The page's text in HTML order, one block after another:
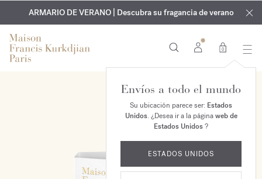
EXCLUSIVO | Descubra la nueva fragancia OUD
velvet mood
en su pedido*
GRABADO GRATUITO | En todas las fragancias y aceites
corporales hasta el 9 de agosto
ARMARIO DE VERANO | Descubra su fragancia de verano
0
Envíos a todo el mundo
Su ubicación parece ser: Estados
Unidos. ¿Desea ir a la páginaweb de
Estados Unidos?
ESTADOS UNIDOS